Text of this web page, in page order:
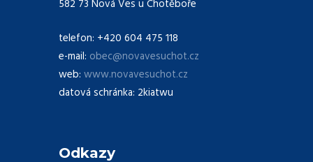
582 73 Nová Ves u Chotěboře
telefon: +420 604 475 118
e-mail: obec@novavesuchot.cz
web: www.novavesuchot.cz
datová schránka: 2kiatwu
Odkazy